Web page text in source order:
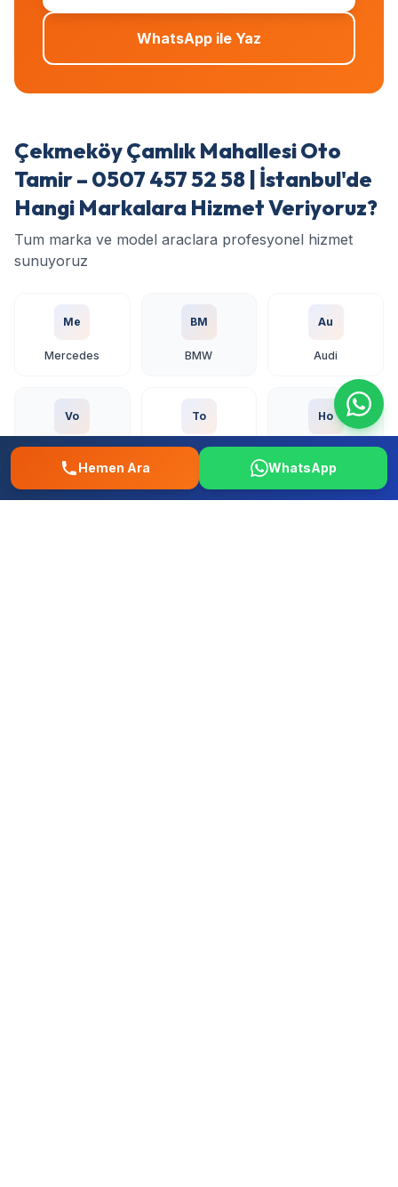
WhatsApp ile Yaz
Çekmeköy Çamlık Mahallesi Oto
Tamir – 0507 457 52 58 | İstanbul'de
Hangi Markalara Hizmet Veriyoruz?
Tum marka ve model araclara profesyonel hizmet
sunuyoruz
Me
Mercedes
BM
BMW
Au
Audi
Vo
Volkswagen
To
Toyota
Ho
Honda
Hemen Ara WhatsApp